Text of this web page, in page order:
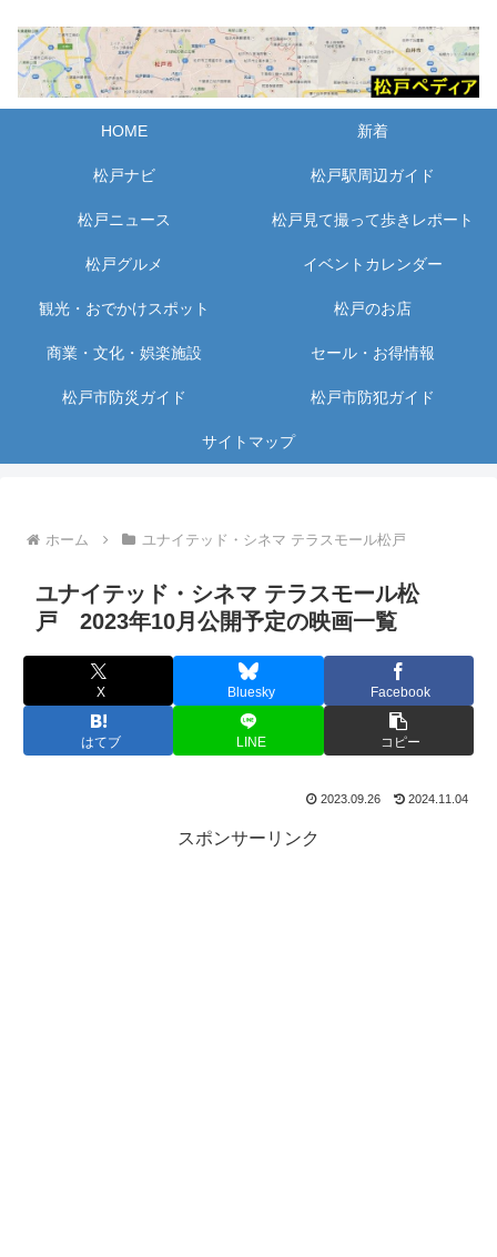
HOME 新着
松戸ナビ 松戸駅周辺ガイド
松戸ニュース 松戸見て撮って歩きレポート
松戸グルメ イベントカレンダー
観光・おでかけスポット 松戸のお店
商業・文化・娯楽施設 セール・お得情報
松戸市防災ガイド 松戸市防犯ガイド
サイトマップ
ホーム ユナイテッド・シネマ テラスモール松戸
ユナイテッド・シネマ テラスモール松
戸 2023年10月公開予定の映画一覧
X Bluesky Facebook
はてブ LINE コピー
2023.09.26 2024.11.04
スポンサーリンク